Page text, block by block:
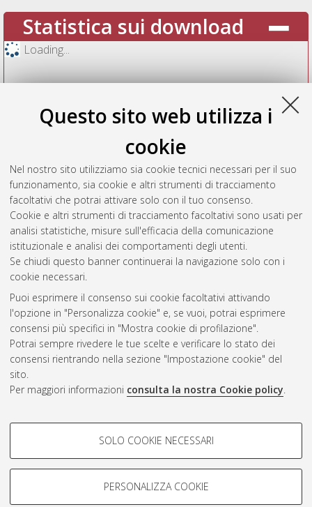
Questo sito web utilizza i
cookie
Nel nostro sito utilizziamo sia cookie tecnici necessari per il suo
funzionamento, sia cookie e altri strumenti di tracciamento
facoltativi che potrai attivare solo con il tuo consenso.
Cookie e altri strumenti di tracciamento facoltativi sono usati per
analisi statistiche, misure sull'efficacia della comunicazione
istituzionale e analisi dei comportamenti degli utenti.
Se chiudi questo banner continuerai la navigazione solo con i
cookie necessari.
Puoi esprimere il consenso sui cookie facoltativi attivando
l'opzione in "Personalizza cookie" e, se vuoi, potrai esprimere
consensi più specifici in "Mostra cookie di profilazione".
Potrai sempre rivedere le tue scelte e verificare lo stato dei
consensi rientrando nella sezione "Impostazione cookie" del
sito.
Per maggiori informazioni consulta la nostra Cookie policy.
COOKIE DI PROFILAZIONE -
Si tratta di cookie utilizzati per analizzare le caratteristiche della
navigazione degli utenti, creare profili in base al loro comportamento
SOLO COOKIE NECESSARI
PERSONALIZZA COOKIE
Statistica sui download
Loading...
Vedi altre statistiche
Gestione del documento:
Atom
Rss
2.0
AMS Acta
ISSN: 2038-7954
re3data.org -
doi.org/10.17616/R3P19R
Servizio implementato e
Impostazioni Cookie
repository